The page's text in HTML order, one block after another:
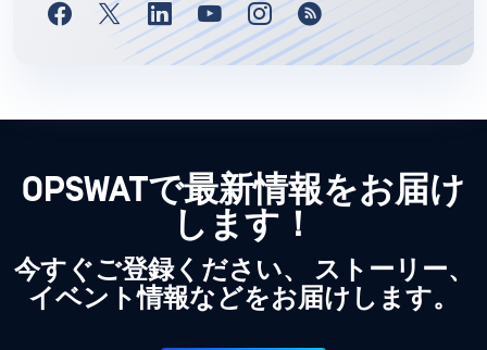
OPSWATで最新情報をお届け
します！
今すぐご登録ください、 ストーリー、
イベント情報などをお届けします。